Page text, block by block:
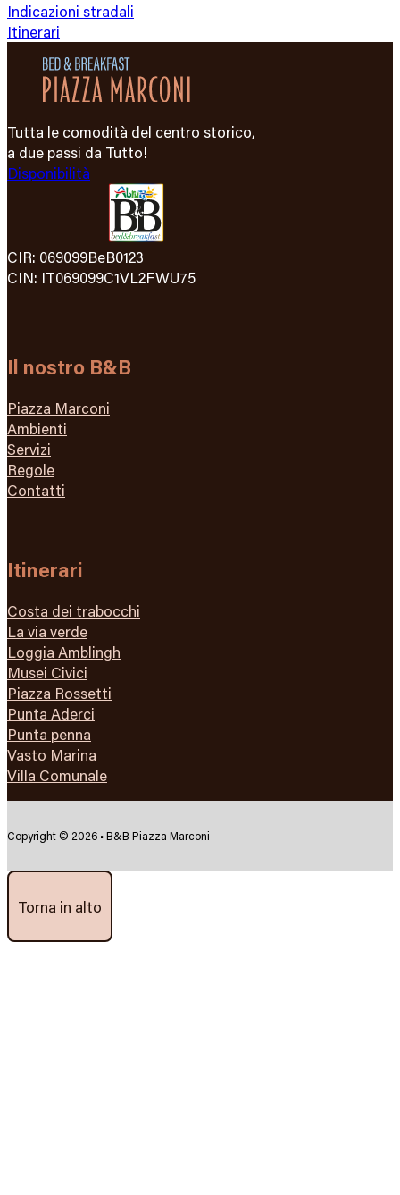
Indicazioni stradali
Itinerari
Tutta le comodità del centro storico,
a due passi da Tutto!
Disponibilità
CIR: 069099BeB0123
CIN: IT069099C1VL2FWU75
Il nostro B&B
Piazza Marconi
Ambienti
Servizi
Regole
Contatti
Itinerari
Costa dei trabocchi
La via verde
Loggia Amblingh
Musei Civici
Piazza Rossetti
Punta Aderci
Punta penna
Vasto Marina
Villa Comunale
Copyright © 2026 • B&B Piazza Marconi
Torna in alto